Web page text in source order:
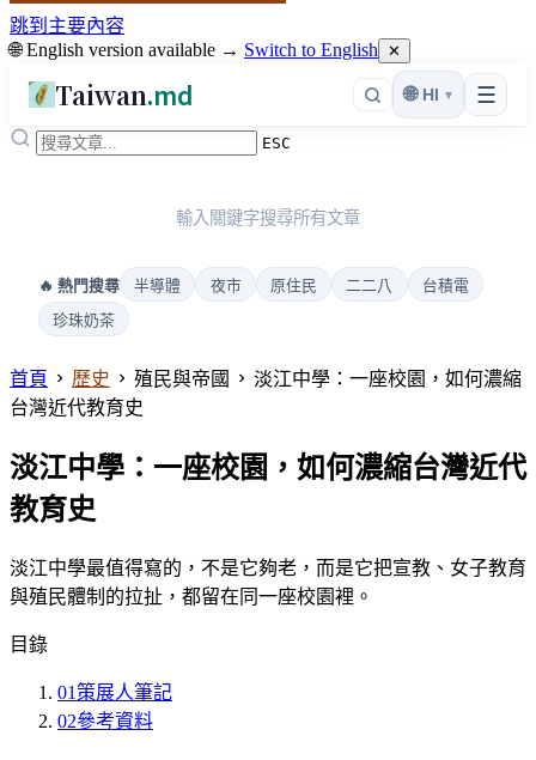
跳到主要內容
🌐 English version available → Switch to English ✕
Taiwan.md ☰
🌐 HI ▾
ESC
輸入關鍵字搜尋所有文章
🔥 熱門搜尋 半導體 夜市 原住民 二二八
台積電
珍珠奶茶
首頁 歷史 殖民與帝國
淡江中學：一座校園，如何濃縮
台灣近代教育史
淡江中學：一座校園，如何濃縮台灣近代
教育史
淡江中學最值得寫的，不是它夠老，而是它把宣教、女子教育
與殖民體制的拉扯，都留在同一座校園裡。
目錄
01策展人筆記
02參考資料